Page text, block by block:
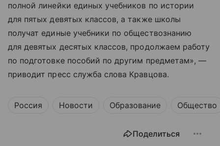
полной линейки единых учебников по истории
для пятых девятых классов, а также школы
получат единые учебники по обществознанию
для девятых десятых классов, продолжаем работу
по подготовке пособий по другим предметам», —
приводит пресс служба слова Кравцова.
Россия Новости Образование Общество
Поделиться